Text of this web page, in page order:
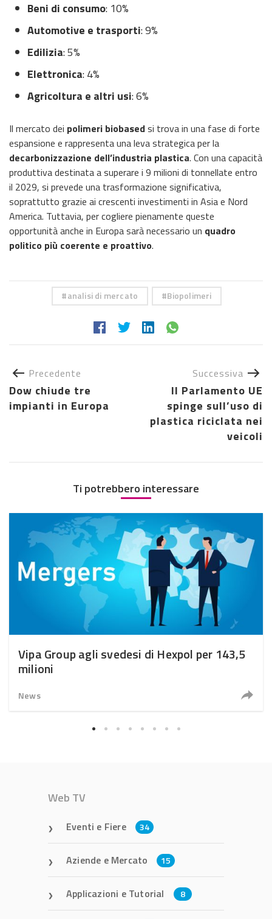
Beni di consumo: 10%
Automotive e trasporti: 9%
Edilizia: 5%
Elettronica: 4%
Agricoltura e altri usi: 6%
Il mercato dei polimeri biobasedsi trova in una fase di forte
espansione e rappresenta una leva strategica per la
decarbonizzazione dell’industria plastica. Con una capacità
produttiva destinata a superare i 9 milioni di tonnellate entro
il 2029, si prevede una trasformazione significativa,
soprattutto grazie ai crescenti investimenti in Asia e Nord
America. Tuttavia, per cogliere pienamente queste
opportunità anche in Europa sarà necessario un quadro
politico più coerente e proattivo.
analisi di mercato Biopolimeri
Precedente
Dow chiude tre
impianti in Europa
Successiva
Il Parlamento UE
spinge sull’uso di
plastica riciclata nei
veicoli
Ti potrebbero interessare
Vipa Group agli svedesi di Hexpol per 143,5
milioni
News
Web TV
Eventi e Fiere 34
Aziende e Mercato 15
Applicazioni e Tutorial 8